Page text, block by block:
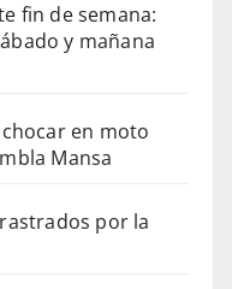
fin de semana:
y mañana
en moto
Mansa
por la